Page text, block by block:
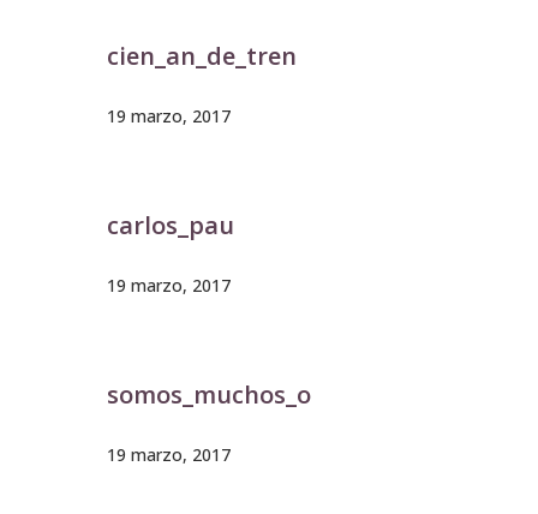
cien_an_de_tren
19 marzo, 2017
carlos_pau
19 marzo, 2017
somos_muchos_o
19 marzo, 2017